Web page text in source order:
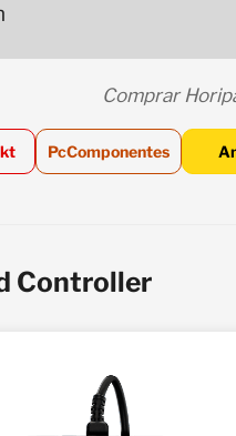
Comprar
PcComponentes
Controller